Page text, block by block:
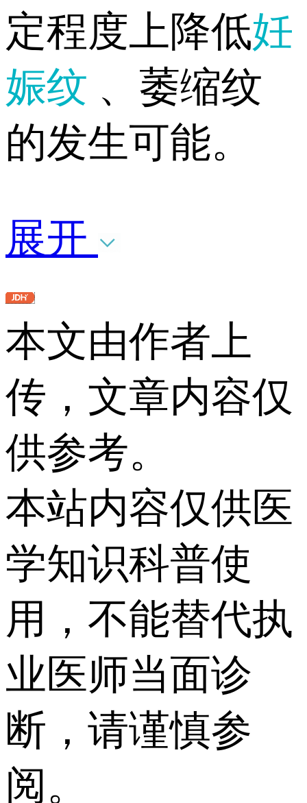
定程度上降低妊
娠纹 、萎缩纹
的发生可能。
展开
本文由作者上
传，文章内容仅
供参考。
本站内容仅供医
学知识科普使
用，不能替代执
业医师当面诊
断，请谨慎参
阅。